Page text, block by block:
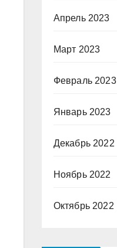
Апрель 2023
Март 2023
Февраль 2023
Январь 2023
Декабрь 2022
Ноябрь 2022
Октябрь 2022